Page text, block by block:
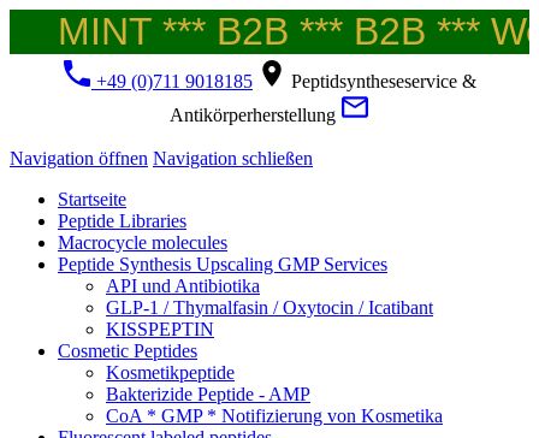
MINT *** B2B *** B2B ***
+49 (0)711 9018185
Peptidsyntheseservice &
Antikörperherstellung
Navigation öffnen Navigation schließen
Startseite
Peptide Libraries
Macrocycle molecules
Peptide Synthesis Upscaling GMP Services
API und Antibiotika
GLP-1 / Thymalfasin / Oxytocin / Icatibant
KISSPEPTIN
Cosmetic Peptides
Kosmetikpeptide
Bakterizide Peptide - AMP
CoA * GMP * Notifizierung von Kosmetika